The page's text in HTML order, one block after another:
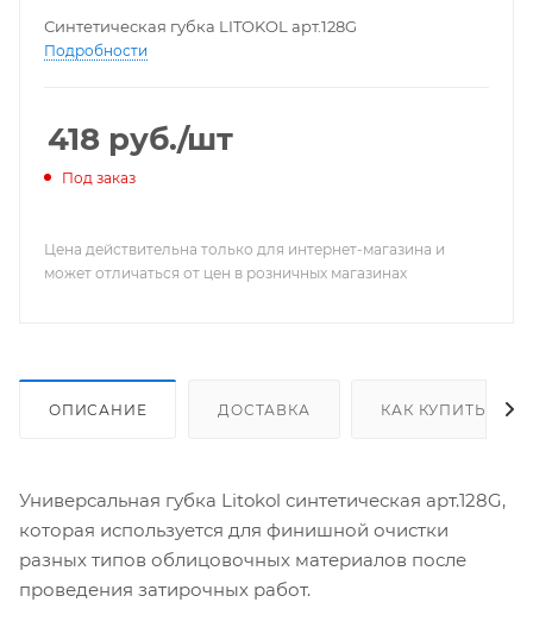
Синтетическая губка LITOKOL арт.128G
Подробности
418 руб./шт
Под заказ
Цена действительна только для интернет-магазина и
может отличаться от цен в розничных магазинах
ОПИСАНИЕ ДОСТАВКА КАК КУПИТЬ
Универсальная губка Litokol синтетическая арт.128G,
которая используется для финишной очистки
разных типов облицовочных материалов после
проведения затирочных работ.